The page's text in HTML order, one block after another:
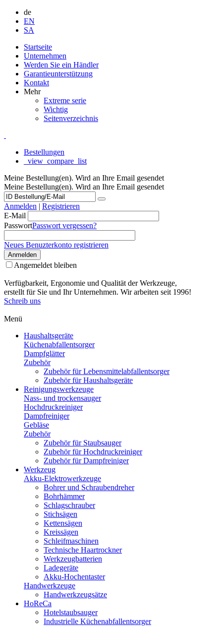
de
EN
SA
Startseite
Unternehmen
Werden Sie ein Händler
Garantieunterstützung
Kontakt
Mehr
Extreme serie
Wichtig
Seitenverzeichnis
Bestellungen
_view_compare_list
Meine Bestellung(en). Wird an Ihre Email gesendet
Meine Bestellung(en). Wird an Ihre Email gesendet
Anmelden | Registrieren
E-Mail
PasswortPasswort vergessen?
Neues Benuzterkonto registrieren
Anmelden
Angemeldet bleiben
Verfügbarkeit, Ergonomie und Qualität der Werkzeuge,
erstellt für Sie und Ihr Unternehmen. Wir arbeiten seit 1996!
Schreib uns
Menü
Haushaltsgeräte
Küchenabfallentsorger
Dampfglätter
Zubehör
Zubehör für Lebensmittelabfallentsorger
Zubehör für Haushaltsgeräte
Reinigungswerkzeuge
Nass- und trockensauger
Hochdruckreiniger
Dampfreiniger
Gebläse
Zubehör
Zubehör für Staubsauger
Zubehör für Hochdruckreiniger
Zubehör für Dampfreiniger
Werkzeug
Akku-Elektrowerkzeuge
Bohrer und Schraubendreher
Bohrhämmer
Schlagschrauber
Stichsägen
Kettensägen
Kreissägen
Schleifmaschinen
Technische Haartrockner
Werkzeugbatterien
Ladegeräte
Akku-Hochentaster
Handwerkzeuge
Handwerkzeugsätze
HoReCa
Hotelstaubsauger
Industrielle Küchenabfallentsorger